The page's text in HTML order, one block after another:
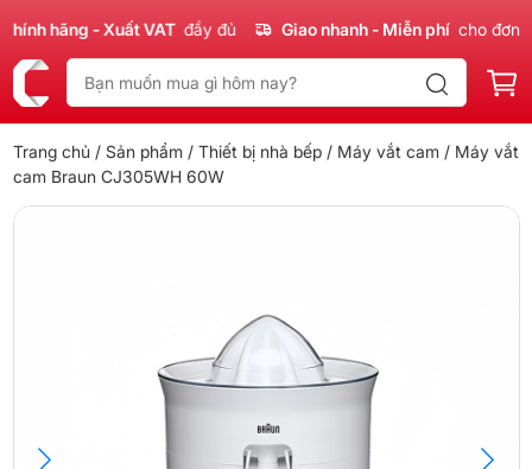
hãng - Xuất VAT đầy đủ Giao nhanh - Miễn phí cho đơn
Trang chủ / Sản phẩm / Thiết bị nhà bếp/ Máy vắt cam / Máy vắt
cam Braun CJ305WH 60W